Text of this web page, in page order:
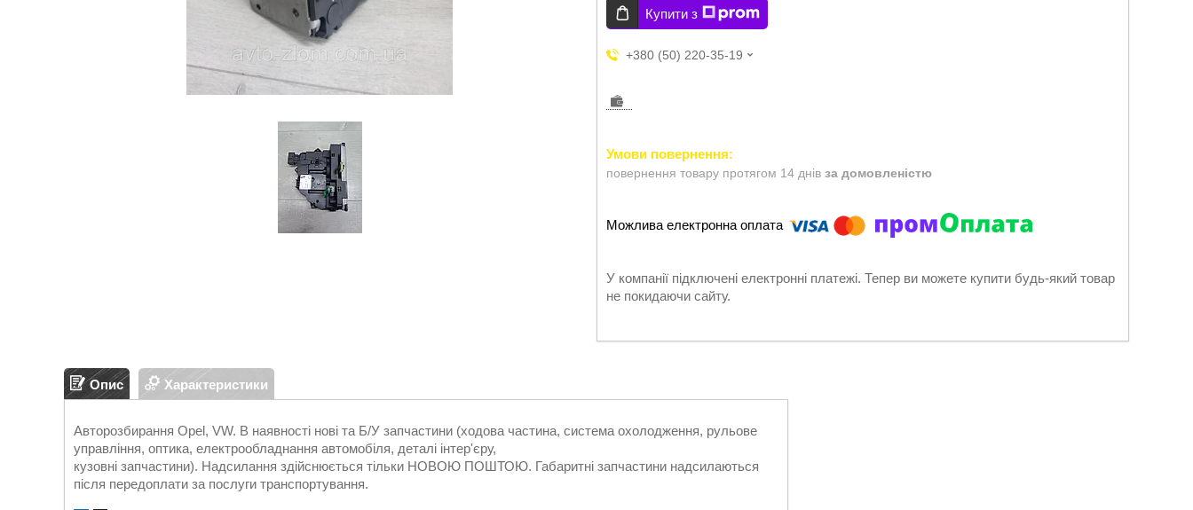
Купити з
+380 (50) 220-35-19
повернення товару протягом 14 днів за домовленістю
У компанії підключені електронні платежі. Тепер ви можете купити будь-який товар
не покидаючи сайту.
Опис Характеристики
Авторозбирання Opel, VW. В наявності нові та Б/У запчастини (ходова частина, система охолодження, рульове
управління, оптика, електрообладнання автомобіля, деталі інтер'єру,
кузовні запчастини). Надсилання здійснюється тільки НОВОЮ ПОШТОЮ. Габаритні запчастини надсилаються
після передоплати за послуги транспортування.